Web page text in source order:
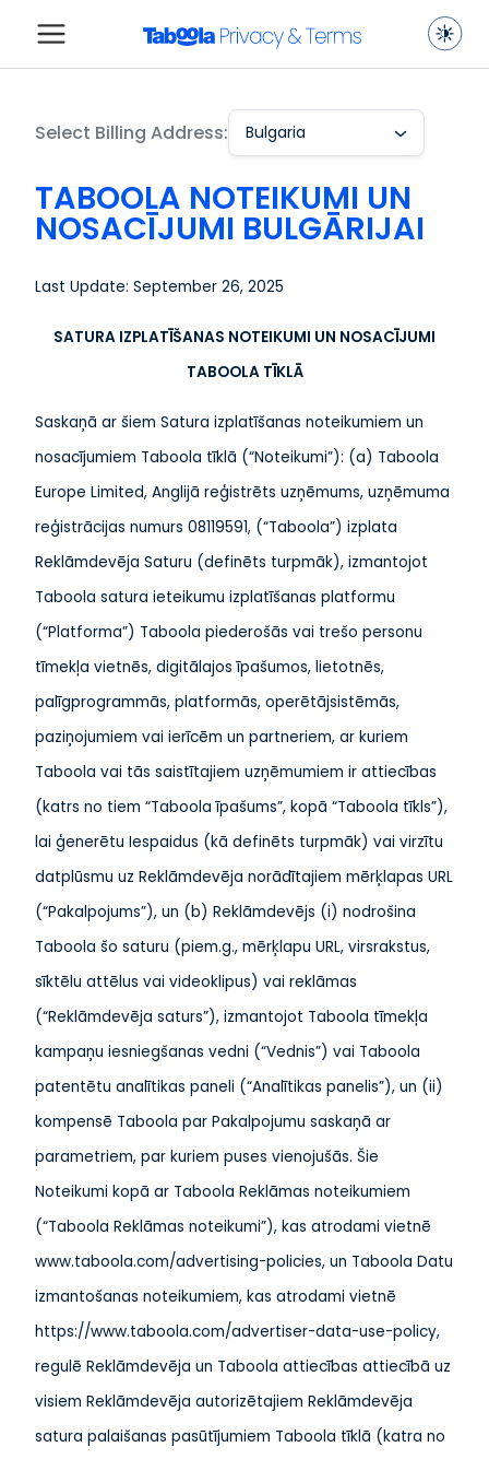
Select Billing Address: Bulgaria
TABOOLA NOTEIKUMI UN
NOSACĪJUMI BULGĀRIJAI
Last Update: September 26, 2025
SATURA IZPLATĪŠANAS NOTEIKUMI UN NOSACĪJUMI
TABOOLA TĪKLĀ
Saskaņā ar šiem Satura izplatīšanas noteikumiem un
nosacījumiem Taboola tīklā (“Noteikumi”): (a) Taboola
Europe Limited, Anglijā reģistrēts uzņēmums, uzņēmuma
reģistrācijas numurs 08119591, (“Taboola”) izplata
Reklāmdevēja Saturu (definēts turpmāk), izmantojot
Taboola satura ieteikumu izplatīšanas platformu
(“Platforma”) Taboola piederošās vai trešo personu
tīmekļa vietnēs, digitālajos īpašumos, lietotnēs,
palīgprogrammās, platformās, operētājsistēmās,
paziņojumiem vai ierīcēm un partneriem, ar kuriem
Taboola vai tās saistītajiem uzņēmumiem ir attiecības
(katrs no tiem “Taboola īpašums”, kopā “Taboola tīkls”),
lai ģenerētu Iespaidus (kā definēts turpmāk) vai virzītu
datplūsmu uz Reklāmdevēja norādītajiem mērķlapas URL
(“Pakalpojums”), un (b) Reklāmdevējs (i) nodrošina
Taboola šo saturu (piem.g., mērķlapu URL, virsrakstus,
sīktēlu attēlus vai videoklipus) vai reklāmas
(“Reklāmdevēja saturs”), izmantojot Taboola tīmekļa
kampaņu iesniegšanas vedni (“Vednis”) vai Taboola
patentētu analītikas paneli (“Analītikas panelis”), un (ii)
kompensē Taboola par Pakalpojumu saskaņā ar
parametriem, par kuriem puses vienojušās. Šie
Noteikumi kopā ar Taboola Reklāmas noteikumiem
(“Taboola Reklāmas noteikumi”), kas atrodami vietnē
www.taboola.com/advertising-policies, un Taboola Datu
izmantošanas noteikumiem, kas atrodami vietnē
https://www.taboola.com/advertiser-data-use-policy,
regulē Reklāmdevēja un Taboola attiecības attiecībā uz
visiem Reklāmdevēja autorizētajiem Reklāmdevēja
satura palaišanas pasūtījumiem Taboola tīklā (katra no